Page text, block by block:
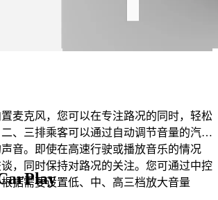
麦克风，您可以在专注路况的同时，轻松
、三排乘客可以通过自动调节音量的汽车
音。即使在高速行驶或播放音乐的情况
，同时保持对路况的关注。您可通过中控
据需要设置低、中、高三档放大音量​